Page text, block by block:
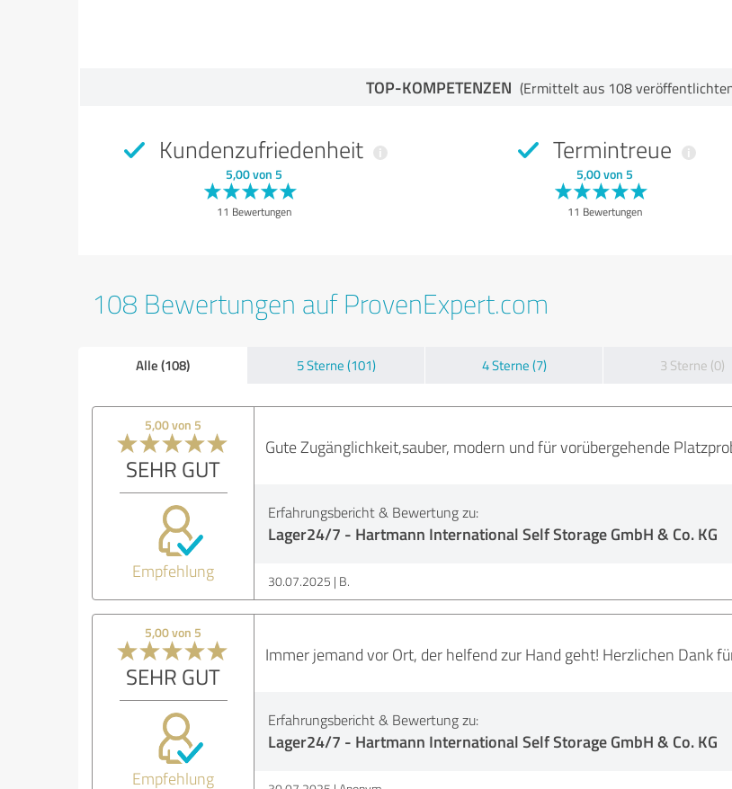
TOP-KOMPETENZEN (Ermittelt aus 108
Kundenzufriedenheit
5,00 von 5
11 Bewertungen
Termintreue
5,00 von 5
11 Bewertungen
108 Bewertungen auf ProvenExpert.com
Alle (108) 5 Sterne (101) 4 Sterne (7) 3 Sterne (0)
5,00 von 5
SEHR GUT
Empfehlung
Gute Zugänglichkeit,sauber, modern und für vorübergehende
Erfahrungsbericht & Bewertung zu:
Lager24/7 - Hartmann International Self Storage GmbH & Co. KG
30.07.2025 B.
5,00 von 5
SEHR GUT
Empfehlung
Immer jemand vor Ort, der helfend zur Hand geht! Herzlichen Dank
Erfahrungsbericht & Bewertung zu:
Lager24/7 - Hartmann International Self Storage GmbH & Co. KG